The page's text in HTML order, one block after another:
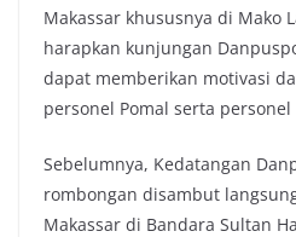
Makassar khususnya di Mako
harapkan kunjungan
dapat memberikan motivasi
personel Pomal serta personel
Sebelumnya, Kedatangan
rombongan disambut
Makassar di Bandara Sultan